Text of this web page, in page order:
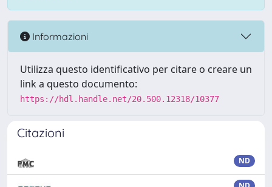
Informazioni
Utilizza questo identificativo per citare o creare un
link a questo documento:
https://hdl.handle.net/20.500.12318/10377
Citazioni
ND